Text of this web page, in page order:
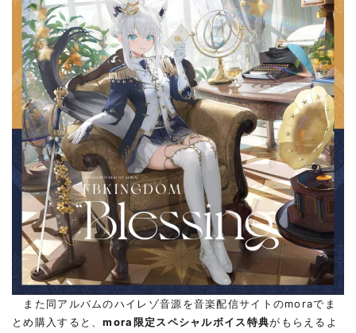
また同アルバムのハイレゾ音源を音楽配信サイトのmoraでま
とめ購入すると、mora限定スペシャルボイス特典がもらえるよ